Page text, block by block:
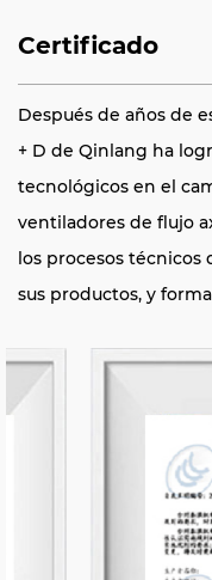
Certificado
Después de años de
+ D de Qinlang ha
tecnológicos en el
ventiladores de flujo
los procesos
sus productos, y